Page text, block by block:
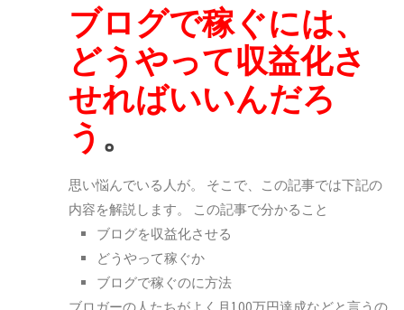
ブログで稼ぐには、
どうやって収益化さ
せればいいんだろ
う 。
思い悩んでいる人が。 そこで、この記事では下記の
内容を解説します。 この記事で分かること
ブログを収益化させる
どうやって稼ぐか
ブログで稼ぐのに方法